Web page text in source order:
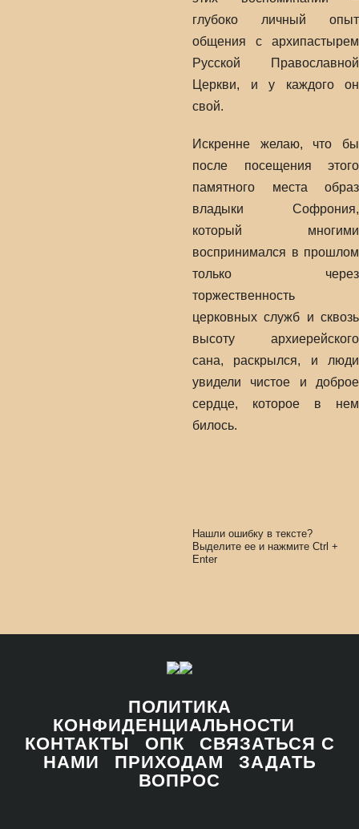
глубоко личный опыт
общения с архипастырем
Русской Православной
Церкви, и у каждого он
свой.
Искренне желаю, что бы
после посещения этого
памятного места образ
владыки Софрония,
который многими
воспринимался в прошлом
только через
торжественность
церковных служб и сквозь
высоту архиерейского
сана, раскрылся, и люди
увидели чистое и доброе
сердце, которое в нем
билось.
Нашли ошибку в тексте?
Выделите ее и нажмите Ctrl +
Enter
ПОЛИТИКА
КОНФИДЕНЦИАЛЬНОСТИ
КОНТАКТЫ
ОПК
СВЯЗАТЬСЯ С
НАМИ
ПРИХОДАМ
ЗАДАТЬ
ВОПРОС